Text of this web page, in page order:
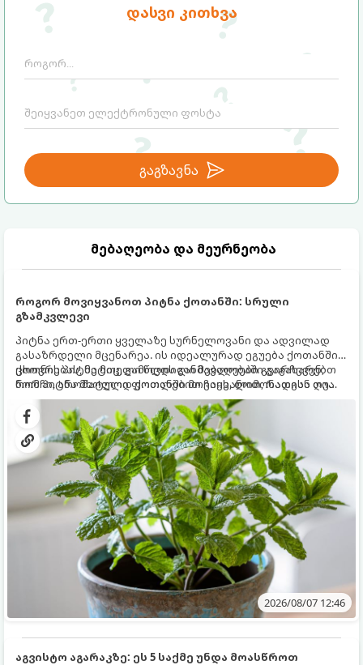
დასვი კითხვა
გაგზავნა
მებაღეობა და მეურნეობა
როგორ მოვიყვანოთ პიტნა ქოთანში: სრული
გზამკვლევი
პიტნა ერთ-ერთი ყველაზე სურნელოვანი და ადვილად
გასაზრდელი მცენარეა. ის იდეალურად ეგუება ქოთანში
ცხოვრებას, მეტიც, გამოცდილი მებაღეები გვირჩევენ,
რომ პიტნა მხოლოდ ქოთანში მოვიყვანოთ, რადგან ღია
გრუნტში (ბაღში) დარგვისას ის ფესვებით ძალიან
სწრაფად ვრცელდება და სხვა მცენარეებს ავიწროებს.
ქოთნის პიტნა მთელი წლის განმავლობაში გაგახარებთ
ნორჩი, არომატული ფოთლებით ჩაის, ლიმონათისა თუ
კერძებისთვის.
2026/08/07 12:46
აგვისტო აგარაკზე: ეს 5 საქმე უნდა მოასწროთ